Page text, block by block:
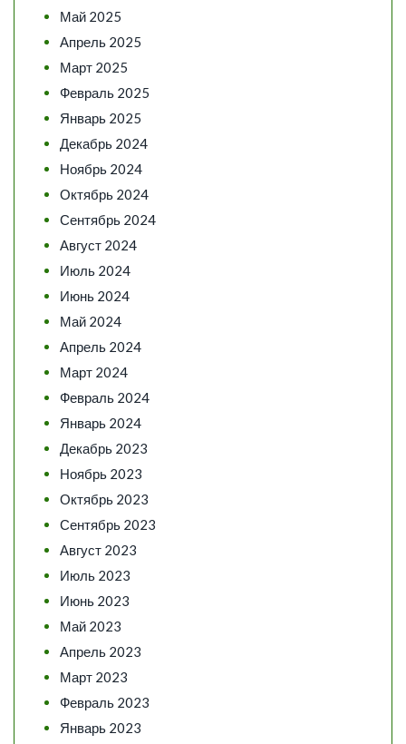
Май 2025
Апрель 2025
Март 2025
Февраль 2025
Январь 2025
Декабрь 2024
Ноябрь 2024
Октябрь 2024
Сентябрь 2024
Август 2024
Июль 2024
Июнь 2024
Май 2024
Апрель 2024
Март 2024
Февраль 2024
Январь 2024
Декабрь 2023
Ноябрь 2023
Октябрь 2023
Сентябрь 2023
Август 2023
Июль 2023
Июнь 2023
Май 2023
Апрель 2023
Март 2023
Февраль 2023
Январь 2023